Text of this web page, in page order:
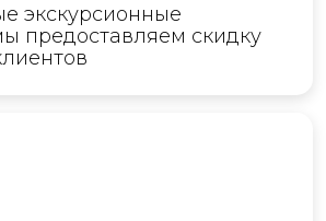
экскурсионные
предоставляем скидку